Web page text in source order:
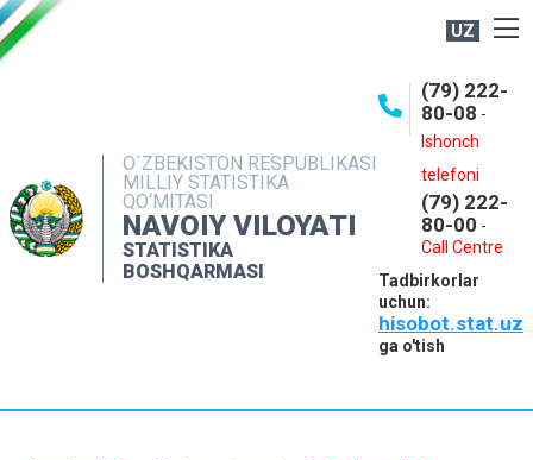
UZ
O`ZBEKISTON RESPUBLIKASI
MILLIY STATISTIKA
QO‘MITASI
NAVOIY VILOYATI
STATISTIKA
BOSHQARMASI
(79) 222-
80-08 -
Ishonch
telefoni
(79) 222-
80-00 -
Call Centre
Tadbirkorlar
uchun:
hisobot.stat.uz
ga o'tish
OCHIQ MA'LUMOTLAR
INTERAKTIV XIZMATLAR
MUROJAATLAR